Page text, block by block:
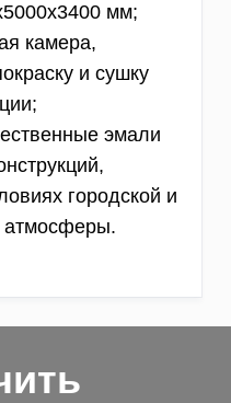
мм;
камера,
и сушку
эмали
городской и